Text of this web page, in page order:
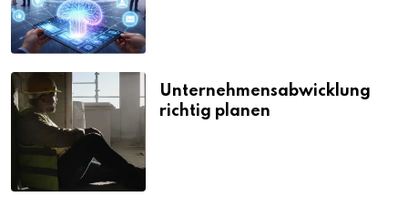
Unternehmensabwicklung
richtig planen